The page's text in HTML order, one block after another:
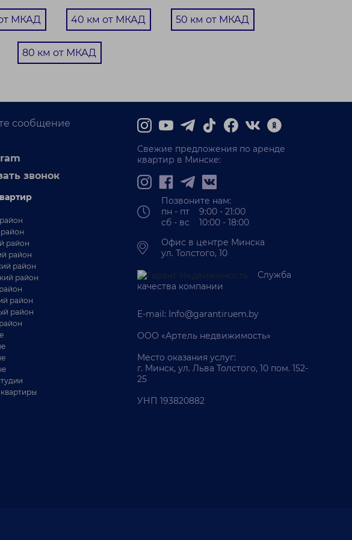
с/с,
МКАД 40 км от МКАД 50 км от МКАД
80 км от МКАД
сообщение
звонок
район
район
район
район
район
район
Свежие предложения по аренде
квартир в Минске:
Позвоните нам:
пн - пт 9:00 - 21:00
сб - вс 10:00 - 18:00
Офис в центре Минска
ул. Толстого, 10
Служба
качества компании
E-mail: Info@garantiruem.by
ООО «Артель недвижимость»
Место оказания услуг:
г. Минск, ул. Льва Толстого, 10 пом. 152-
25
УНП 193820882